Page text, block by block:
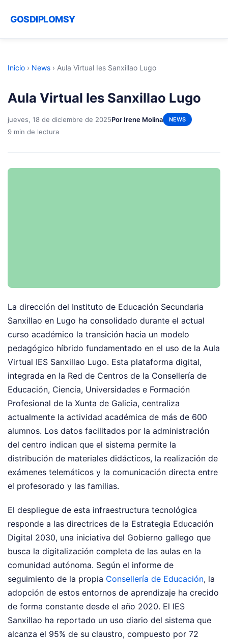
GOSDIPLOMSY
Inicio › News › Aula Virtual Ies Sanxillao Lugo
Aula Virtual Ies Sanxillao Lugo
jueves, 18 de diciembre de 2025Por Irene Molina NEWS
9 min de lectura
La dirección del Instituto de Educación Secundaria
Sanxillao en Lugo ha consolidado durante el actual
curso académico la transición hacia un modelo
pedagógico híbrido fundamentado en el uso de la Aula
Virtual IES Sanxillao Lugo. Esta plataforma digital,
integrada en la Red de Centros de la Consellería de
Educación, Ciencia, Universidades e Formación
Profesional de la Xunta de Galicia, centraliza
actualmente la actividad académica de más de 600
alumnos. Los datos facilitados por la administración
del centro indican que el sistema permite la
distribución de materiales didácticos, la realización de
exámenes telemáticos y la comunicación directa entre
el profesorado y las familias.
El despliegue de esta infraestructura tecnológica
responde a las directrices de la Estrategia Educación
Digital 2030, una iniciativa del Gobierno gallego que
busca la digitalización completa de las aulas en la
comunidad autónoma. Según el informe de
seguimiento de la propia Consellería de Educación, la
adopción de estos entornos de aprendizaje ha crecido
de forma constante desde el año 2020. El IES
Sanxillao ha reportado un uso diario del sistema que
alcanza el 95% de su claustro, compuesto por 72